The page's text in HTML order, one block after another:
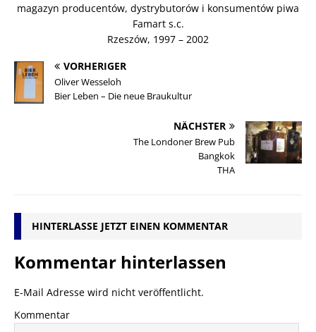
magazyn producentów, dystrybutorów i konsumentów piwa
Famart s.c.
Rzeszów, 1997 – 2002
VORHERIGER
Oliver Wesseloh
Bier Leben – Die neue Braukultur
NÄCHSTER
The Londoner Brew Pub
Bangkok
THA
HINTERLASSE JETZT EINEN KOMMENTAR
Kommentar hinterlassen
E-Mail Adresse wird nicht veröffentlicht.
Kommentar